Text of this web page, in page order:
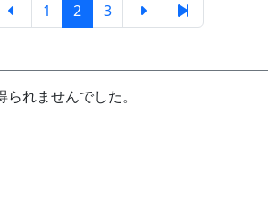
1
2 3
られませんでした。